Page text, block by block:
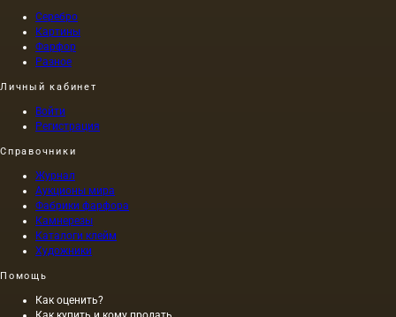
Серебро
Картины
Фарфор
Разное
Личный кабинет
Войти
Регистрация
Справочники
Журнал
Аукционы мира
Фабрики фарфора
Камнерезы
Каталоги клейм
Художники
Помощь
Как оценить?